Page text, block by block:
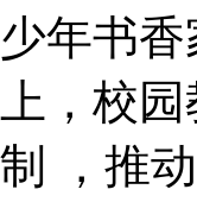
少年书香
上
制 